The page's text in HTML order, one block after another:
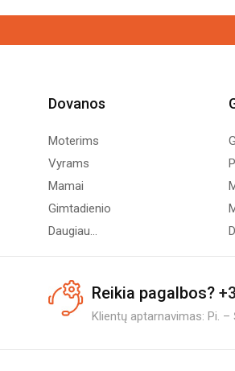
Dovanos
Moterims
Vyrams
Mamai
Gimtadienio
Daugiau...
Reikia pagalbos?
Klientų aptarnavimas: Pi. –